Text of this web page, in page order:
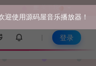
关于我们
登录